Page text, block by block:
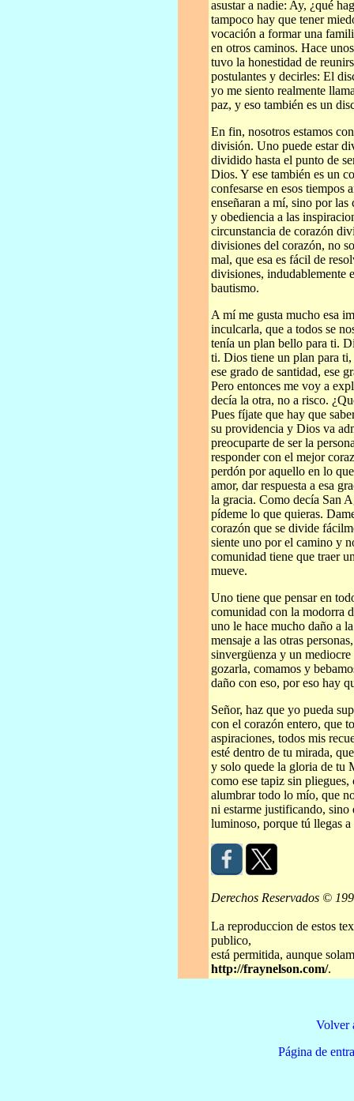
asustar a nadie: Ay, ¿qué
tampoco hay que tener
vocación a formar una
en otros caminos. Hace
tuvo la honestidad de
postulantes y decirles: El
yo me siento realmente
paz, y eso también es un
En fin, nosotros estamos
división. Uno puede estar
dividido hasta el punto de
Dios. Y ese también es un
confesarse en esos tiempos
enseñaran a mí, sino por
y obediencia a las
circunstancia de corazón
divisiones del corazón, no
mal, que esa es fácil de
divisiones, indudablemente
bautismo.
A mí me gusta mucho esa
inculcarla, que a todos se
tenía un plan bello para ti.
ti. Dios tiene un plan para ti,
ese grado de santidad, ese
Pero entonces me voy a
decía la otra, no a risco.
Pues fíjate que hay que
su providencia y Dios va
preocuparte de ser la
responder con el mejor
perdón por aquello en lo
amor, dar respuesta a esa
la gracia. Como decía San
pídeme lo que quieras.
corazón que se divide
siente uno por el camino y
comunidad tiene que traer
mueve.
Uno tiene que pensar en
comunidad con la modorra
uno le hace mucho daño a
mensaje a las otras
sinvergüenza y un mediocre
gozarla, comamos y
daño con eso, por eso hay
Señor, haz que yo pueda
con el corazón entero, que
aspiraciones, todos mis
esté dentro de tu mirada,
y solo quede la gloria de tu
como ese tapiz sin
alumbrar todo lo mío, que
ni estarme justificando, sino
luminoso, porque tú llegas
Derechos Reservados ©
La reproduccion de estos
publico,
está permitida, aunque
http://fraynelson.com/.
Volver
Página de